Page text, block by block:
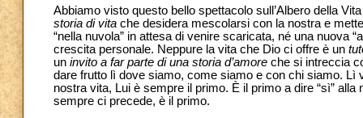
Abbiamo visto questo bello spettacolo sull’Albero della
storia di vita che desidera mescolarsi con la nostra e
“nella nuvola” in attesa di venire scaricata, né una nuova
crescita personale. Neppure la vita che Dio ci offre è un
un invito a far parte di una storia d’amore che si intreccia
dare frutto lì dove siamo, come siamo e con chi siamo. Lì
nostra vita, Lui è sempre il primo. È il primo a dire “sì”
sempre ci precede, è il primo.